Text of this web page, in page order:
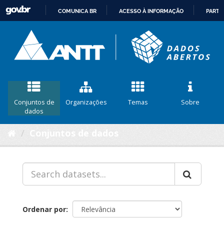
CONTEÚDO
COMUNICA BR ACESSO À INFORMAÇÃO
Conjuntos de
dados
Organizações Temas Sobre
Ordenar por